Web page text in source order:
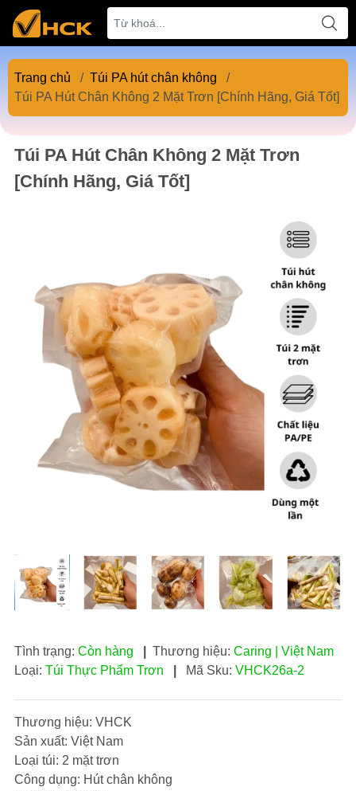
Trang chủ / Túi PA hút chân không
/
Túi PA Hút Chân Không 2 Mặt Trơn [Chính Hãng, Giá Tốt]
Túi PA Hút Chân Không 2 Mặt Trơn
[Chính Hãng, Giá Tốt]
Tình trạng: Còn hàng Thương hiệu: Caring | Việt Nam
Loại: Túi Thực Phẩm Trơn Mã Sku: VHCK26a-2
Thương hiệu: VHCK
Sản xuất: Việt Nam
Loại túi: 2 mặt trơn
Công dụng: Hút chân không